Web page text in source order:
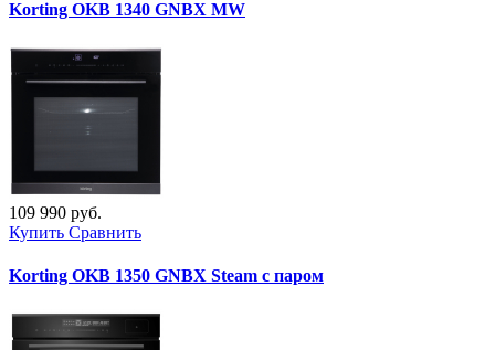
Korting OKB 1340 GNBX MW
109 990 руб.
Купить Сравнить
Korting OKB 1350 GNBX Steam с паром